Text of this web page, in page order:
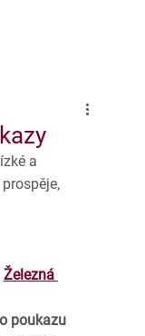
a
Železná
poukazu